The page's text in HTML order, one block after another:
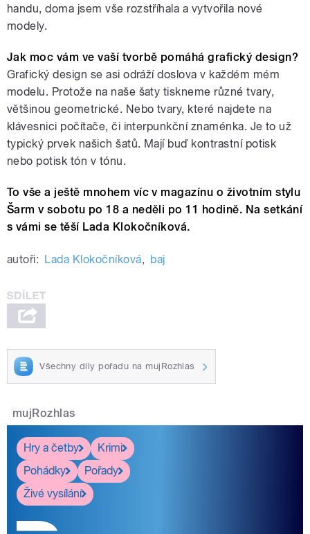
handu, doma jsem vše rozstříhala a vytvořila nové
modely.
Jak moc vám ve vaší tvorbě pomáhá grafický design?
Grafický design se asi odráží doslova v každém mém
modelu. Protože na naše šaty tiskneme různé tvary,
většinou geometrické. Nebo tvary, které najdete na
klávesnici počítače, či interpunkční znaménka. Je to už
typický prvek našich šatů. Mají buď kontrastní potisk
nebo potisk tón v tónu.
To vše a ještě mnohem víc v magazínu o životním stylu
Šarm v sobotu po 18 a neděli po 11 hodině. Na setkání
s vámi se těší Lada Klokočníková.
autoři: Lada Klokočníková, baj
Všechny díly pořadu na mujRozhlas
mujRozhlas
Hry a četby
Krimi
Pohádky
Pořady
Živé vysílání